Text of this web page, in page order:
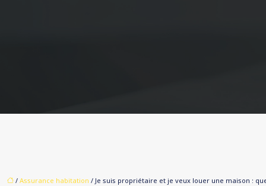
/ Assurance habitation / Je suis propriétaire et je veux louer une maison :